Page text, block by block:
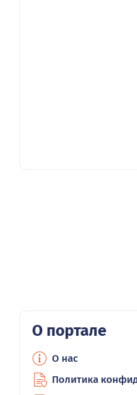
О портале
О нас
Политика